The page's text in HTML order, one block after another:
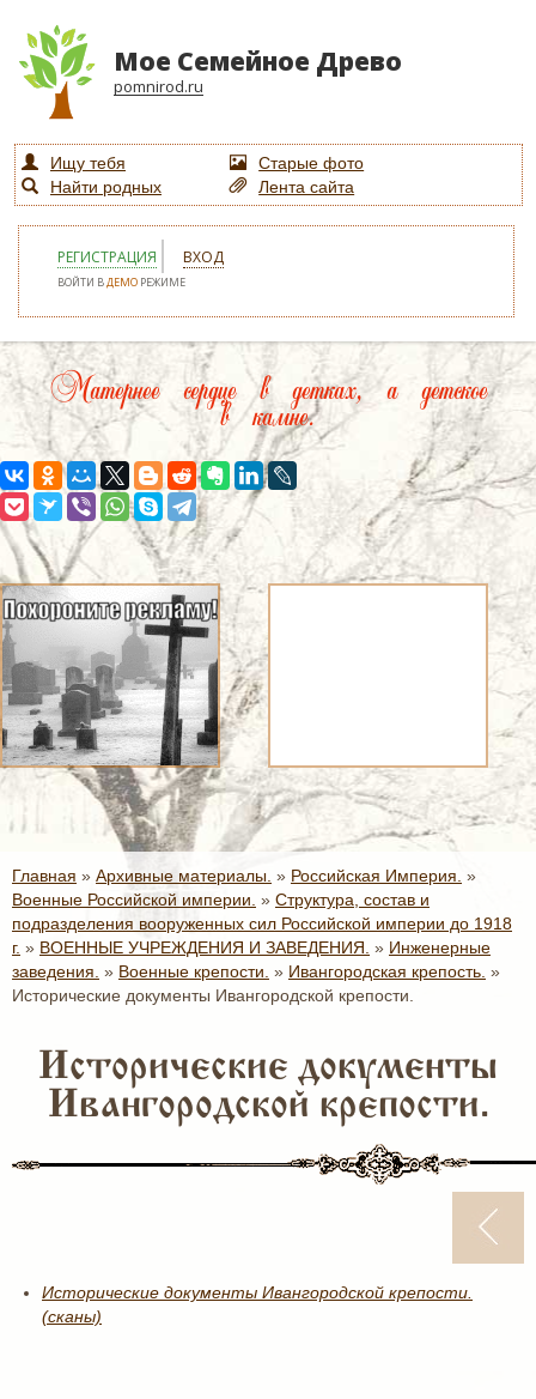
Мое Семейное Древо
pomnirod.ru
Ищу тебя
Старые фото
Найти родных
Лента сайта
РЕГИСТРАЦИЯ ВХОД
ВОЙТИ ВДЕМО РЕЖИМЕ
Матернее сердце в детках, а детское
в камне.
Главная » Архивные материалы. » Российская Империя. »
Военные Российской империи. » Структура, состав и
подразделения вооруженных сил Российской империи до 1918
г. » ВОЕННЫЕ УЧРЕЖДЕНИЯ И ЗАВЕДЕНИЯ. » Инженерные
заведения. » Военные крепости. » Ивангородская крепость. »
Исторические документы Ивангородской крепости.
Исторические документы
Ивангородской крепости.
Исторические документы Ивангородской крепости.
(сканы)